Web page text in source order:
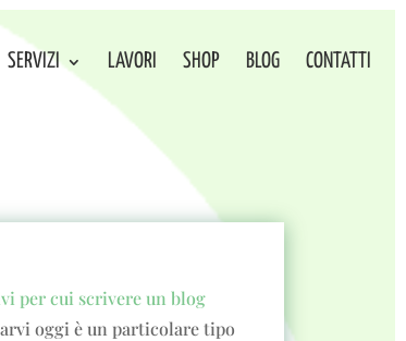
SERVIZI LAVORI SHOP BLOG CONTATTI
per cui scrivere un blog
oggi è un particolare tipo